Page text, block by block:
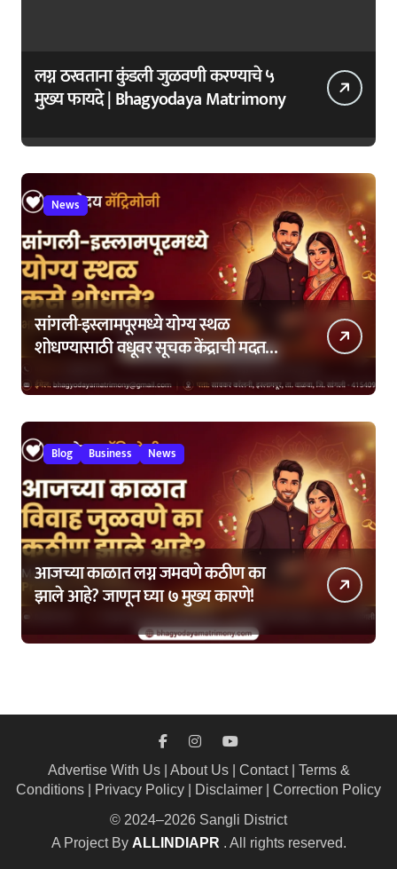
लग्न ठरवताना कुंडली जुळवणी करण्याचे ५
मुख्य फायदे | Bhagyodaya Matrimony
News
सांगली-इस्लामपूरमध्ये योग्य स्थळ
शोधण्यासाठी वधूवर सूचक केंद्राची मदत
Blog Business News
आजच्या काळात लग्न जमवणे कठीण का
झाले आहे? जाणून घ्या ७ मुख्य कारणे!
Advertise With Us| About Us| Contact| Terms &
Conditions
Privacy Policy Disclaimer
Correction Policy
© 2024–2026 Sangli District
A Project By ALLINDIAPR . All rights reserved.